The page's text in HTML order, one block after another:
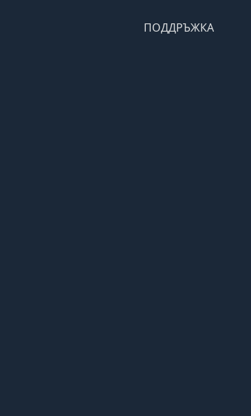
ПОДДРЪЖКА